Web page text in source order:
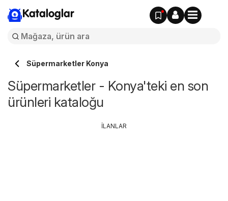
Kataloglar
Süpermarketler Konya
Süpermarketler - Konya'teki en son
ürünleri kataloğu
İLANLAR